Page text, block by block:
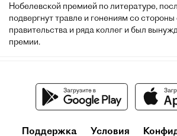
Нобелевской премией по литературе,
подвергнут травле и гонениям со стороны
правительства и ряда коллег и был
премии.
Поддержка Условия